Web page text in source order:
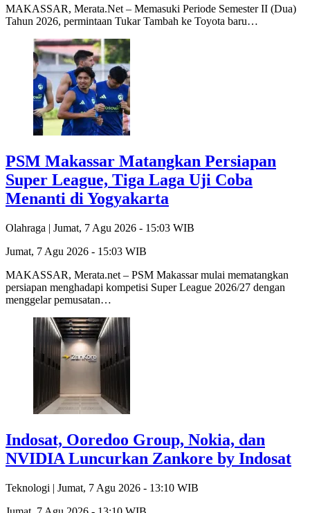
MAKASSAR, Merata.Net – Memasuki Periode Semester II (Dua)
Tahun 2026, permintaan Tukar Tambah ke Toyota baru…
PSM Makassar Matangkan Persiapan
Super League, Tiga Laga Uji Coba
Menanti di Yogyakarta
Olahraga | Jumat, 7 Agu 2026 - 15:03 WIB
Jumat, 7 Agu 2026 - 15:03 WIB
MAKASSAR, Merata.net – PSM Makassar mulai mematangkan
persiapan menghadapi kompetisi Super League 2026/27 dengan
menggelar pemusatan…
Indosat, Ooredoo Group, Nokia, dan
NVIDIA Luncurkan Zankore by Indosat
Teknologi | Jumat, 7 Agu 2026 - 13:10 WIB